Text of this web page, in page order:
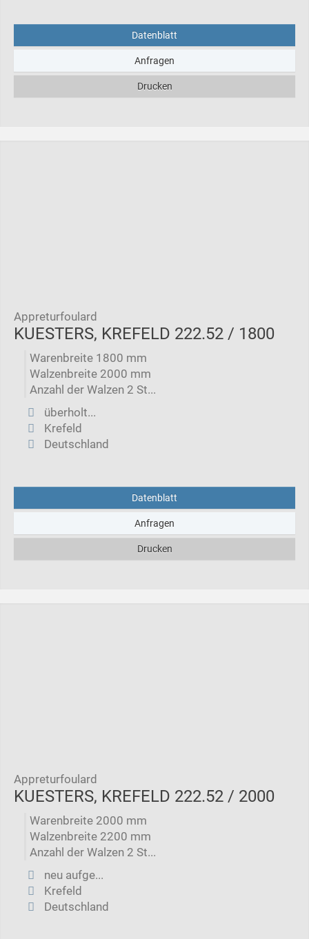
Datenblatt
Anfragen
Drucken
Appreturfoulard
KUESTERS, KREFELD 222.52 / 1800
Warenbreite 1800 mm
Walzenbreite 2000 mm
Anzahl der Walzen 2 St...
überholt...
Krefeld
Deutschland
Datenblatt
Anfragen
Drucken
Appreturfoulard
KUESTERS, KREFELD 222.52 / 2000
Warenbreite 2000 mm
Walzenbreite 2200 mm
Anzahl der Walzen 2 St...
neu aufge...
Krefeld
Deutschland